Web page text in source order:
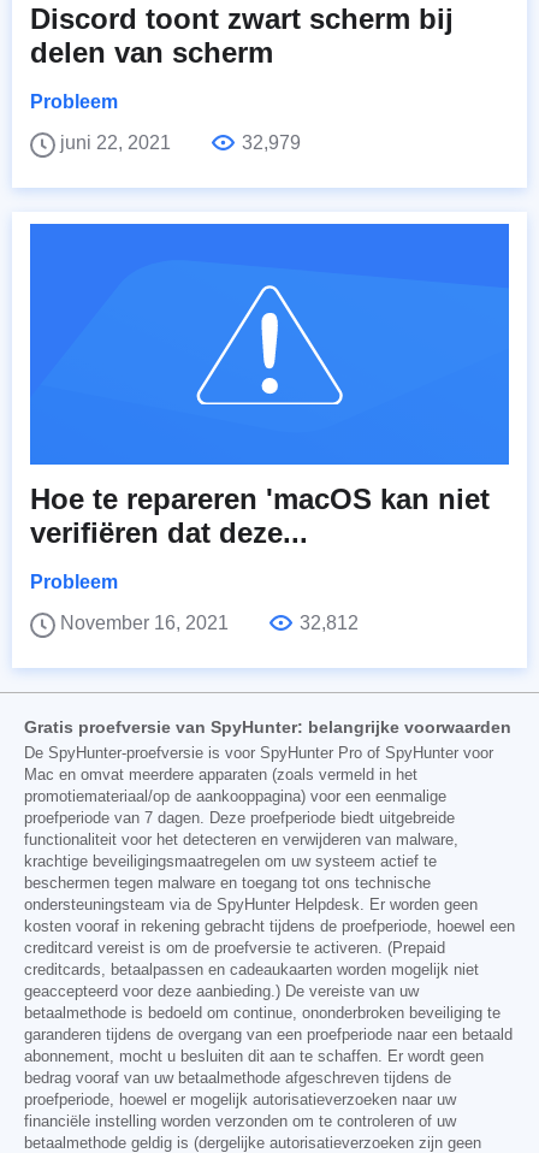
Discord toont zwart scherm bij
delen van scherm
Probleem
juni 22, 2021
32,979
Hoe te repareren 'macOS kan niet
verifiëren dat deze...
Probleem
November 16, 2021
32,812
Gratis proefversie van SpyHunter: belangrijke voorwaarden
De SpyHunter-proefversie is voor SpyHunter Pro of SpyHunter voor
Mac en omvat meerdere apparaten (zoals vermeld in het
promotiemateriaal/op de aankooppagina) voor een eenmalige
proefperiode van 7 dagen. Deze proefperiode biedt uitgebreide
functionaliteit voor het detecteren en verwijderen van malware,
krachtige beveiligingsmaatregelen om uw systeem actief te
beschermen tegen malware en toegang tot ons technische
ondersteuningsteam via de SpyHunter Helpdesk. Er worden geen
kosten vooraf in rekening gebracht tijdens de proefperiode, hoewel een
creditcard vereist is om de proefversie te activeren. (Prepaid
creditcards, betaalpassen en cadeaukaarten worden mogelijk niet
geaccepteerd voor deze aanbieding.) De vereiste van uw
betaalmethode is bedoeld om continue, ononderbroken beveiliging te
garanderen tijdens de overgang van een proefperiode naar een betaald
abonnement, mocht u besluiten dit aan te schaffen. Er wordt geen
bedrag vooraf van uw betaalmethode afgeschreven tijdens de
proefperiode, hoewel er mogelijk autorisatieverzoeken naar uw
financiële instelling worden verzonden om te controleren of uw
betaalmethode geldig is (dergelijke autorisatieverzoeken zijn geen